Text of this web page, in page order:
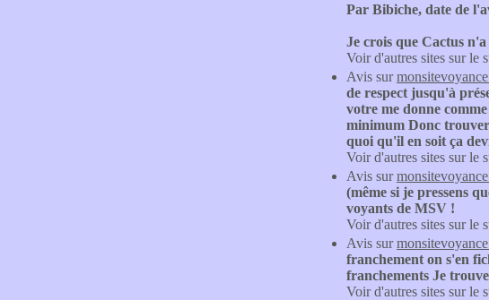
Par Bibiche, date de
Je crois que Cactus
Voir d'autres sites sur le
Avis sur
de respect jusqu'à
votre me donne
minimum Donc trouver
quoi qu'il en soit ça
Voir d'autres sites sur le
Avis sur
(même si je pressens
voyants de MSV !
Voir d'autres sites sur le
Avis sur
franchement on s'en
franchements Je
Voir d'autres sites sur le